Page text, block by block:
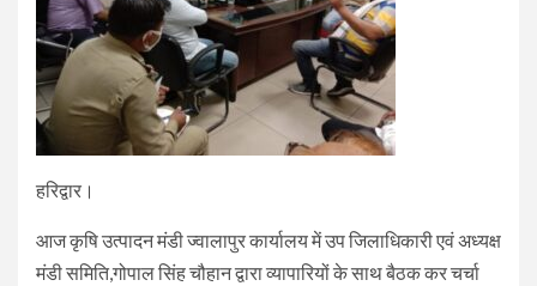
हरिद्वार।
आज कृषि उत्पादन मंडी ज्वालापुर कार्यालय में उप जिलाधिकारी एवं अध्यक्ष
मंडी समिति,गोपाल सिंह चौहान द्वारा व्यापारियों के साथ बैठक कर चर्चा